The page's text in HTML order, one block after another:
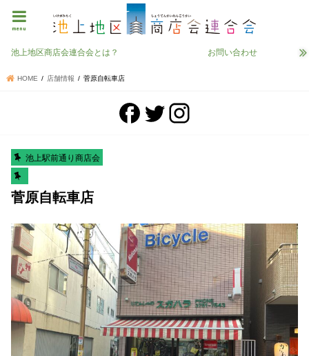
menu
池上地区商店会連合会とは？ お問い合わせ
HOME 店舗情報 菅原自転車店
池上駅前通り商店会
菅原自転車店